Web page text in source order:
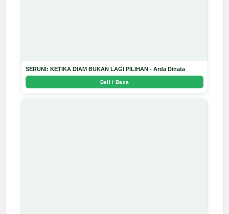
SERUNI: KETIKA DIAM BUKAN LAGI PILIHAN - Arda Dinata
Beli / Baca